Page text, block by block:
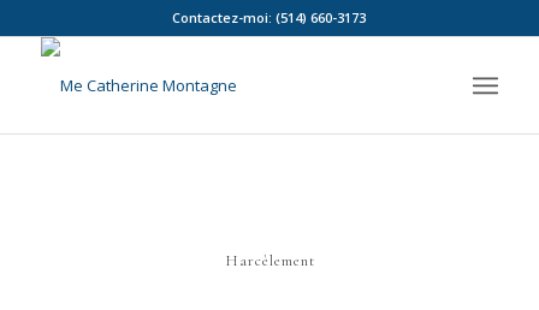
Contactez-moi: (514) 660-3173
Harcèlement